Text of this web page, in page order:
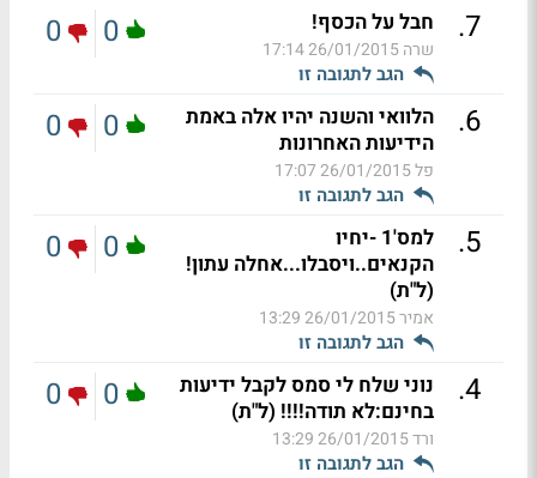
7
. חבל על הכסף!
שרה26/01/2015 17:14
הגב לתגובה זו
0
0
6
.
הלוואי והשנה יהיו אלה באמת
הידיעות האחרונות
פל26/01/2015 17:07
הגב לתגובה זו
0
0
5
.
למס'1 -יחיו
הקנאים..ויסבלו...אחלה עתון!
(ל"ת)
אמיר26/01/2015 13:29
הגב לתגובה זו
0
0
4
.
נוני שלח לי סמס לקבל ידיעות
בחינם:לא תודה!!!! (ל"ת)
ורד26/01/2015 13:29
הגב לתגובה זו
0
0